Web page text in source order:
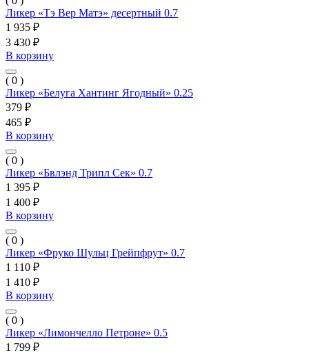
Ликер «Тэ Вер Матэ» десертный 0.7
1 935 ₽
3 430 ₽
В корзину
( 0 )
Ликер «Белуга Хантинг Ягодный» 0.25
379 ₽
465 ₽
В корзину
( 0 )
Ликер «Бвлэнд Трипл Сек» 0.7
1 395 ₽
1 400 ₽
В корзину
( 0 )
Ликер «Фруко Шульц Грейпфрут» 0.7
1 110 ₽
1 410 ₽
В корзину
( 0 )
Ликер «Лимончелло Петроне» 0.5
1 799 ₽